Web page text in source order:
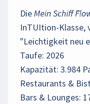
DieMein Schiff
InTUItion-Klasse,
"Leichtigkeit neu
Taufe: 2026
Kapazität: 3.984
Restaurants &
Bars & Lounges: